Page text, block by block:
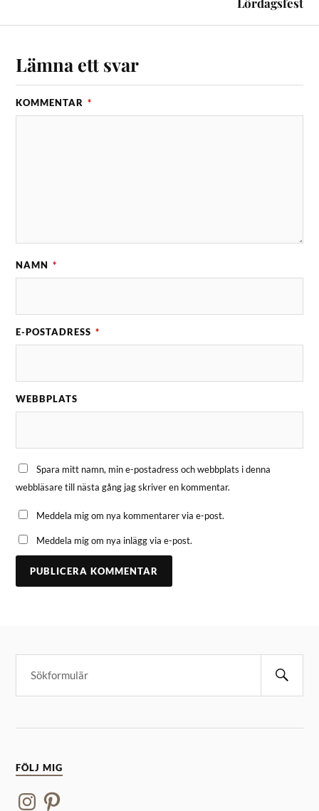
Lämna ett svar
KOMMENTAR *
NAMN *
E-POSTADRESS *
WEBBPLATS
Spara mitt namn, min e-postadress och webbplats i denna
webbläsare till nästa gång jag skriver en kommentar.
Meddela mig om nya kommentarer via e-post.
Meddela mig om nya inlägg via e-post.
FÖLJ MIG